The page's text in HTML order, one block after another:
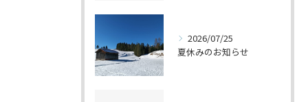
2026/07/25
夏休みのお知らせ